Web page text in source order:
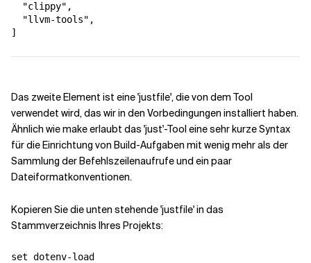
  "clippy",
  "llvm-tools",
]
Das zweite Element ist eine 'justfile', die von dem Tool
verwendet wird, das wir in den Vorbedingungen installiert haben.
Ähnlich wie make erlaubt das 'just'-Tool eine sehr kurze Syntax
für die Einrichtung von Build-Aufgaben mit wenig mehr als der
Sammlung der Befehlszeilenaufrufe und ein paar
Dateiformatkonventionen.
Kopieren Sie die unten stehende 'justfile' in das
Stammverzeichnis Ihres Projekts:
set dotenv-load